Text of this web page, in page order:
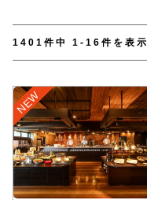
1401件中 1-16件を表示